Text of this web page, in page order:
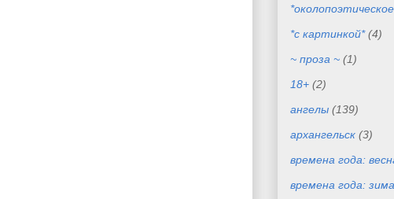
*с картинкой* (4)
~ проза ~ (1)
18+ (2)
ангелы (139)
архангельск (3)
времена года:
времена года: зима